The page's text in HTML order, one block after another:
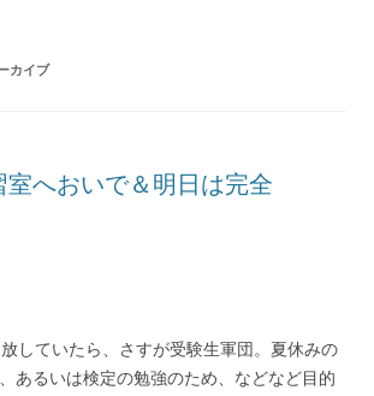
カイブ
室へおいで＆明日は完全
していたら、さすが受験生軍団。夏休みの
あるいは検定の勉強のため、などなど目的